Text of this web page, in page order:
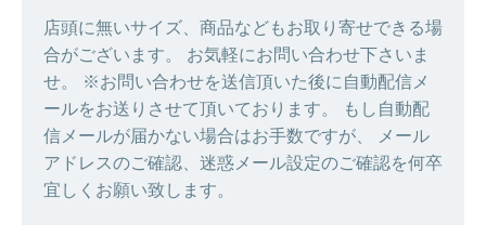
店頭に無いサイズ、商品などもお取り寄せできる場
合がございます。 お気軽にお問い合わせ下さいま
せ。 ※お問い合わせを送信頂いた後に自動配信メ
ールをお送りさせて頂いております。 もし自動配
信メールが届かない場合はお手数ですが、 メール
アドレスのご確認、迷惑メール設定のご確認を何卒
宜しくお願い致します。